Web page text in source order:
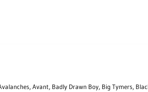
Avant, Badly Drawn Boy, Big Tymers,